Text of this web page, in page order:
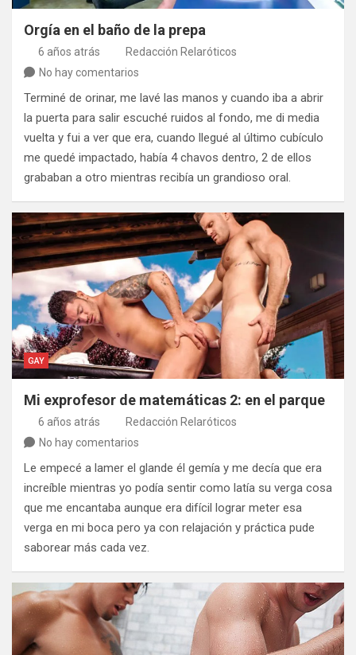
Orgía en el baño de la prepa
6 años atrás
Redacción Relaróticos
No hay comentarios
Terminé de orinar, me lavé las manos y cuando iba a abrir
la puerta para salir escuché ruidos al fondo, me di media
vuelta y fui a ver que era, cuando llegué al último cubículo
me quedé impactado, había 4 chavos dentro, 2 de ellos
grababan a otro mientras recibía un grandioso oral.
GAY
Mi exprofesor de matemáticas 2: en el parque
6 años atrás
Redacción Relaróticos
No hay comentarios
Le empecé a lamer el glande él gemía y me decía que era
increíble mientras yo podía sentir como latía su verga cosa
que me encantaba aunque era difícil lograr meter esa
verga en mi boca pero ya con relajación y práctica pude
saborear más cada vez.